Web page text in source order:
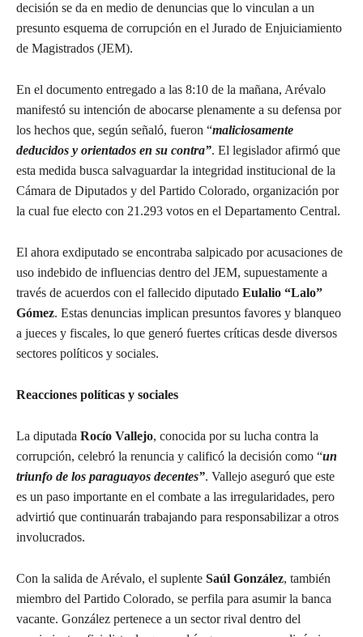
decisión se da en medio de denuncias que lo vinculan a un
presunto esquema de corrupción en el Jurado de Enjuiciamiento
de Magistrados (JEM).
En el documento entregado a las 8:10 de la mañana, Arévalo
manifestó su intención de abocarse plenamente a su defensa por
los hechos que, según señaló, fueron “maliciosamente
deducidos y orientados en su contra”. El legislador afirmó que
esta medida busca salvaguardar la integridad institucional de la
Cámara de Diputados y del Partido Colorado, organización por
la cual fue electo con 21.293 votos en el Departamento Central.
El ahora exdiputado se encontraba salpicado por acusaciones de
uso indebido de influencias dentro del JEM, supuestamente a
través de acuerdos con el fallecido diputado Eulalio “Lalo”
Gómez. Estas denuncias implican presuntos favores y blanqueo
a jueces y fiscales, lo que generó fuertes críticas desde diversos
sectores políticos y sociales.
Reacciones políticas y sociales
La diputada Rocío Vallejo, conocida por su lucha contra la
corrupción, celebró la renuncia y calificó la decisión como “un
triunfo de los paraguayos decentes”. Vallejo aseguró que este
es un paso importante en el combate a las irregularidades, pero
advirtió que continuarán trabajando para responsabilizar a otros
involucrados.
Con la salida de Arévalo, el suplente Saúl González, también
miembro del Partido Colorado, se perfila para asumir la banca
vacante. González pertenece a un sector rival dentro del